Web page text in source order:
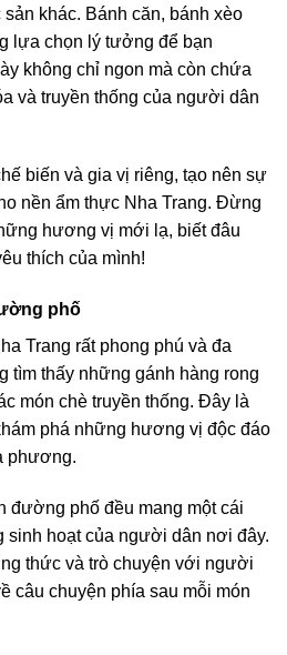
khác. Bánh căn, bánh xèo
lựa chọn lý tưởng để bạn
không chỉ ngon mà còn chứa
và truyền thống của người dân
biến và gia vị riêng, tạo nên sự
nền ẩm thực Nha Trang. Đừng
hương vị mới lạ, biết đâu
thích của mình!
phố
Trang rất phong phú và đa
tìm thấy những gánh hàng rong
món chè truyền thống. Đây là
phá những hương vị độc đáo
phương.
đường phố đều mang một cái
sinh hoạt của người dân nơi đây.
thức và trò chuyện với người
câu chuyện phía sau mỗi món